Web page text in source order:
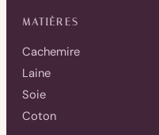
MATIÈRES
Cachemire
Laine
Soie
Coton